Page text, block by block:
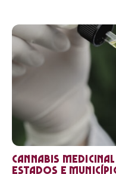
Cannabis
estados e